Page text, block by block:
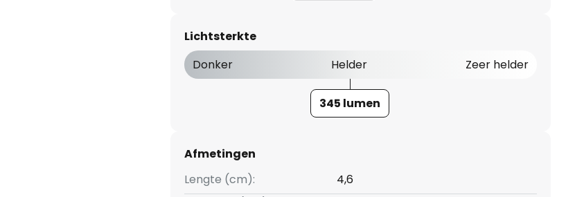
Lichtsterkte
Donker
Helder Zeer helder
345 lumen
Afmetingen
Lengte (cm):
4,6